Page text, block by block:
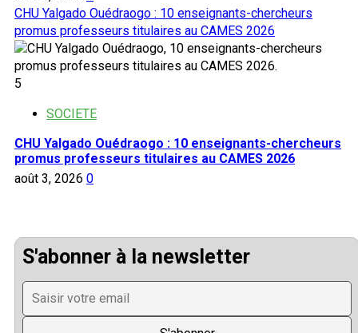
CHU Yalgado Ouédraogo : 10 enseignants-chercheurs
promus professeurs titulaires au CAMES 2026
5
SOCIETE
CHU Yalgado Ouédraogo : 10 enseignants-chercheurs
promus professeurs titulaires au CAMES 2026
août 3, 2026 0
S'abonner à la newsletter